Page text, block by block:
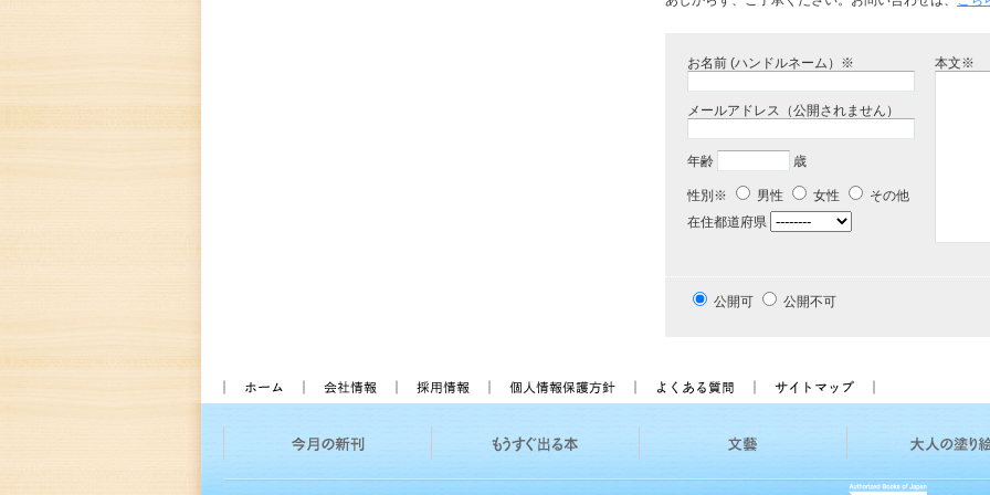
お名前 (ハンドルネーム）※
メールアドレス（公開されません）
年齢 歳
性別※ 男性 女性
その他
在住都道府県
本文※
公開可 公開不可